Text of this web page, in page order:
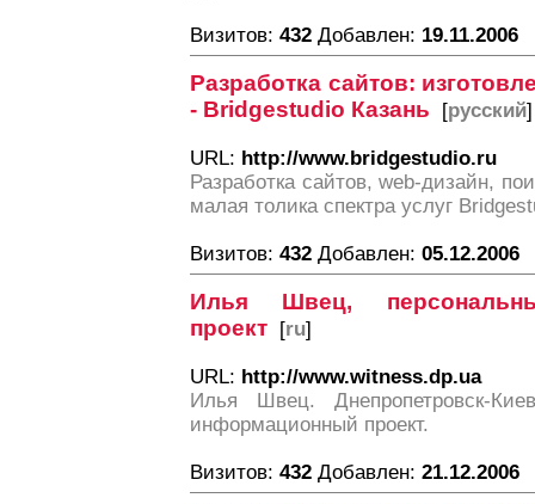
Визитов: 432 Добавлен: 19.11.2006
Разработка сайтов:
- Bridgestudio Казань [русский]
URL: http://www.bridgestudio.ru
Разработка сайтов, web-дизайн,
малая толика спектра услуг
Визитов: 432 Добавлен: 05.12.2006
Илья Швец,
проект [ru]
URL: http://www.witness.dp.ua
Илья Швец. Днепропетровск-
информационный проект.
Визитов: 432 Добавлен: 21.12.2006